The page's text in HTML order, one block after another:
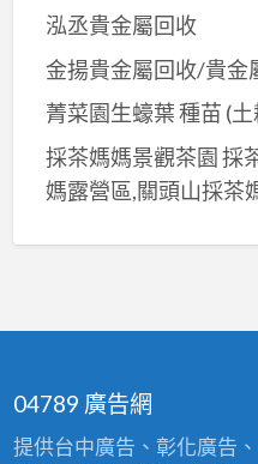
泓丞貴金屬回收
金揚貴金屬回收/貴金
菁菜園生蠔葉 種苗 (土
採茶媽媽景觀茶園 採
媽露營區,關頭山採茶
04789 廣告網
提供台中廣告、彰化廣告